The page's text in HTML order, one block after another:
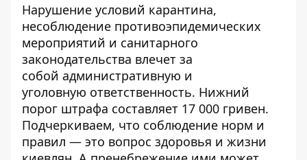
Нарушение условий карантина,
несоблюдение противоэпидемических
мероприятий и санитарного
законодательства влечет за
собой административную и
уголовную ответственность. Нижний
порог штрафа составляет 17 000 гривен.
Подчеркиваем, что соблюдение норм и
правил — это вопрос здоровья и жизни